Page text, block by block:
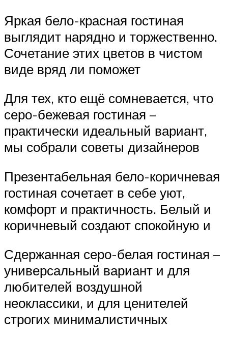
Яркая бело-красная гостиная
выглядит нарядно и торжественно.
Сочетание этих цветов в чистом
виде вряд ли поможет
Для тех, кто ещё сомневается, что
серо-бежевая гостиная –
практически идеальный вариант,
мы собрали советы дизайнеров
Презентабельная бело-коричневая
гостиная сочетает в себе уют,
комфорт и практичность. Белый и
коричневый создают спокойную и
Сдержанная серо-белая гостиная –
универсальный вариант и для
любителей воздушной
неоклассики, и для ценителей
строгих минималистичных